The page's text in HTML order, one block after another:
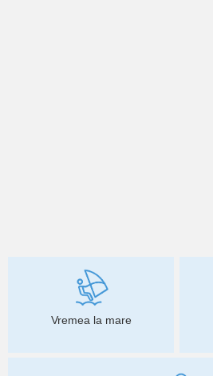
Vremea la mare